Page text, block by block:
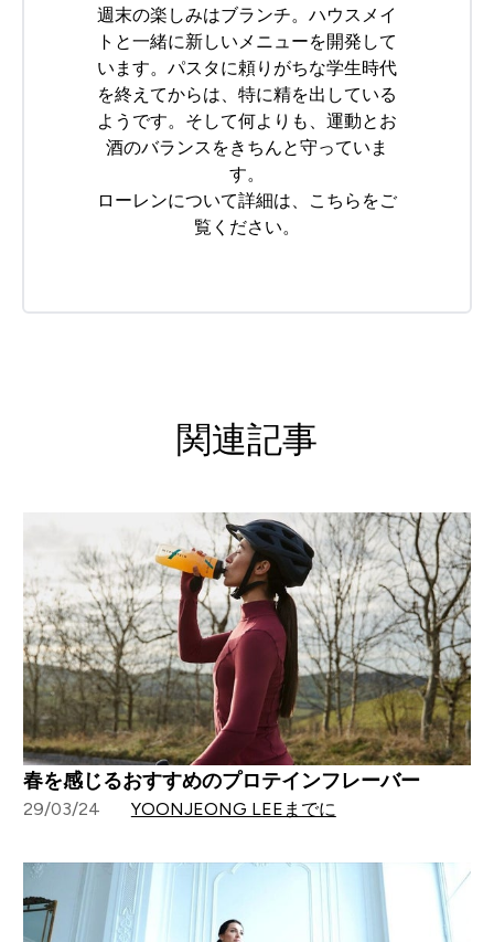
週末の楽しみはブランチ。ハウスメイ
トと一緒に新しいメニューを開発して
います。パスタに頼りがちな学生時代
を終えてからは、特に精を出している
ようです。そして何よりも、運動とお
酒のバランスをきちんと守っていま
す。
ローレンについて詳細は、
こちら をご
覧ください。
関連記事
春を感じるおすすめのプロテインフレーバー
29/03/24 YOONJEONG LEEまでに